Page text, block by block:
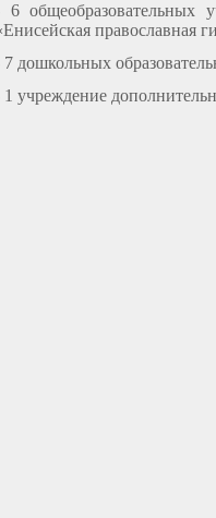
6 общеобразовательных
православная
7 дошкольных
1 учреждение